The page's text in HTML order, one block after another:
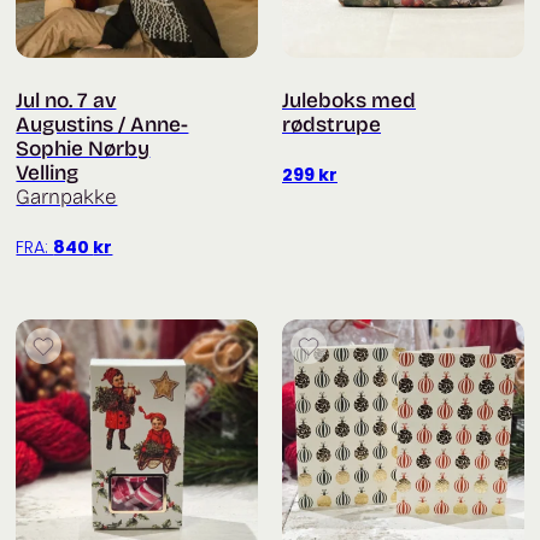
Jul no. 7 av
Augustins / Anne-
Sophie Nørby
Velling
Garnpakke
FRA: 840 kr
Juleboks med
rødstrupe
299 kr